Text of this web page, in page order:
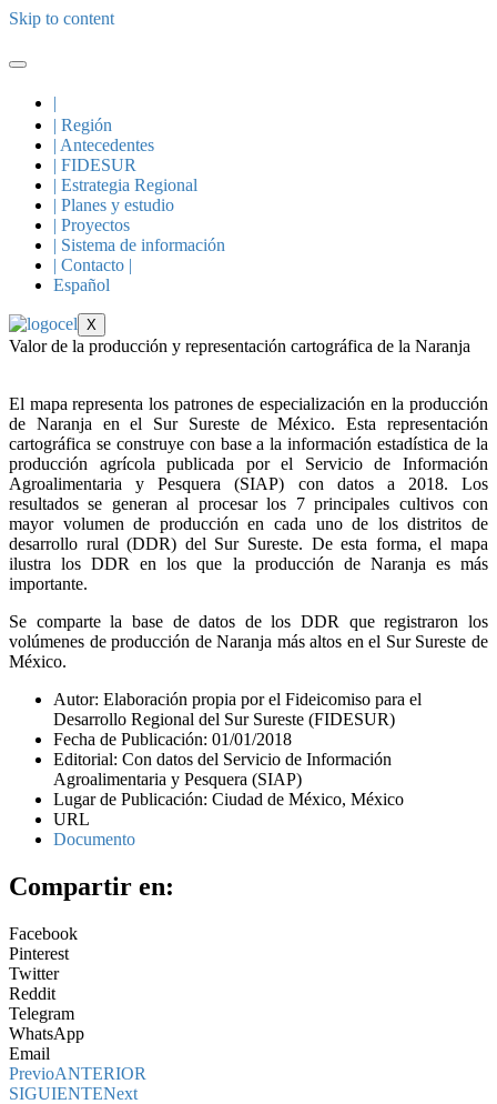
Skip to content
|
| Región
| Antecedentes
| FIDESUR
| Estrategia Regional
| Planes y estudio
| Proyectos
| Sistema de información
| Contacto |
Español
X
Valor de la producción y representación cartográfica de la Naranja
El mapa representa los patrones de especialización en la producción
de Naranja en el Sur Sureste de México. Esta representación
cartográfica se construye con base a la información estadística de la
producción agrícola publicada por el Servicio de Información
Agroalimentaria y Pesquera (SIAP) con datos a 2018. Los
resultados se generan al procesar los 7 principales cultivos con
mayor volumen de producción en cada uno de los distritos de
desarrollo rural (DDR) del Sur Sureste. De esta forma, el mapa
ilustra los DDR en los que la producción de Naranja es más
importante.
Se comparte la base de datos de los DDR que registraron los
volúmenes de producción de Naranja más altos en el Sur Sureste de
México.
Autor: Elaboración propia por el Fideicomiso para el
Desarrollo Regional del Sur Sureste (FIDESUR)
Fecha de Publicación: 01/01/2018
Editorial: Con datos del Servicio de Información
Agroalimentaria y Pesquera (SIAP)
Lugar de Publicación: Ciudad de México, México
URL
Documento
Compartir en:
Facebook
Pinterest
Twitter
Reddit
Telegram
WhatsApp
Email
PrevioANTERIOR
SIGUIENTENext